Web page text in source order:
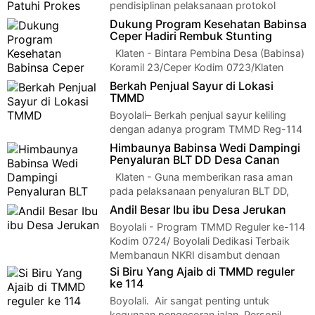
pendisiplinan pelaksanaan protokol
kesehatan kepada pengunjung dan pedagang Pasar
Karangpandan…
Dukung Program Kesehatan Babinsa
Ceper Hadiri Rembuk Stunting
Klaten - Bintara Pembina Desa (Babinsa)
Koramil 23/Ceper Kodim 0723/Klaten
Serka Jumaeri menghadiri rapat koo…Berkah Penjual Sayur di Lokasi
TMMD
Boyolali– Berkah penjual sayur keliling
dengan adanya program TMMD Reg-114
Kodim 0724/Boyolali di Desa Jerukan Kecamatan…
Himbaunya Babinsa Wedi Dampingi
Penyaluran BLT DD Desa Canan
Klaten - Guna memberikan rasa aman
pada pelaksanaan penyaluran BLT DD,
Babinsa Desa Canan Koramil 07 Wedi Kod…
Andil Besar Ibu ibu Desa Jerukan
Boyolali - Program TMMD Reguler ke-114
Kodim 0724/ Boyolali Dedikasi Terbaik
Membangun NKRI disambut dengan
antusias ole…
Si Biru Yang Ajaib di TMMD reguler
ke 114
Boyolali. Air sangat penting untuk